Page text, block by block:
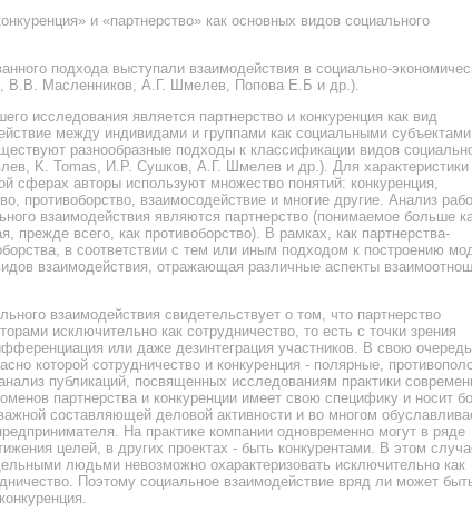
и «партнерство» как основных видов социального
подхода выступали взаимодействия в социально-
Масленников, А.Г. Шмелев, Попова Е.Б и др.).
исследования является партнерство и конкуренция как вид
между индивидами и группами как социальными
разнообразные подходы к классификации видов
K. Tomas, И.Р. Сушков, А.Г. Шмелев и др.). Для характеристики
сферах авторы используют множество понятий: конкуренция,
противоборство, взаимосодействие и многие другие. Анализ
взаимодействия являются партнерство (понимаемое больше
прежде всего, как противоборство). В рамках, как партнерства-
в соответствии с тем или иным подходом к построению
взаимодействия, отражающая различные аспекты
взаимодействия свидетельствует о том, что партнерство
исключительно как сотрудничество, то есть с точки зрения
или даже дезинтеграция участников. В свою очередь,
которой сотрудничество и конкуренция - полярные,
публикаций, посвященных исследованиям практики
партнерства и конкуренции имеет свою специфику и носит
составляющей деловой активности и во многом
На практике компании одновременно могут в ряде
целей, в других проектах - быть конкурентами. В этом
людьми невозможно охарактеризовать исключительно как
Поэтому социальное взаимодействие вряд ли может